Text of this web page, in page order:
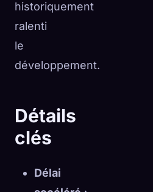
historiquement
ralenti
le
développement.
Détails
clés
Délai